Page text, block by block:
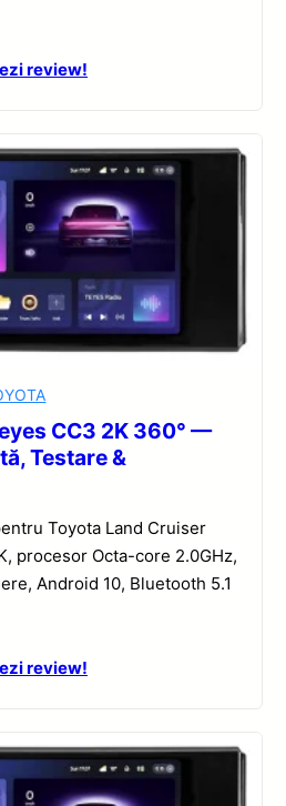
review!
CC3 2K 360° —
Testare &
Toyota Land Cruiser
procesor Octa-core 2.0GHz,
Android 10, Bluetooth 5.1
review!